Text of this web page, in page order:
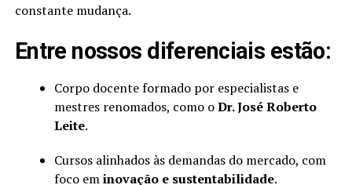
constante mudança.
Entre nossos diferenciais estão:
Corpo docente formado por especialistas e
mestres renomados, como oDr. José Roberto
Leite.
Cursos alinhados às demandas do mercado, com
foco eminovação e sustentabilidade.